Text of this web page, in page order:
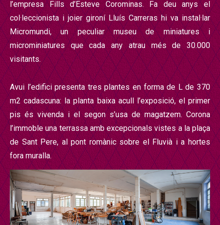
’empresa Fills d’Esteve Corominas. Fa deu anys el
col ·leccionista i joier gironí Lluís Carreras hi va instal · lar
Micromundi, un peculiar museu de miniatures i
microminiatures que cada any atrau més de 30.000
visitants.
Avui l’edifici presenta tres plantes en forma de L de 370
m2 cadascuna: la planta baixa acull l ’exposició, el primer
pis és vivenda i el segon s’usa de magatzem. Corona
l’immoble una terrassa amb excepcionals vistes a la plaça
de Sant Pere, al pont romànic sobre el Fluviài a hortes
fora muralla.